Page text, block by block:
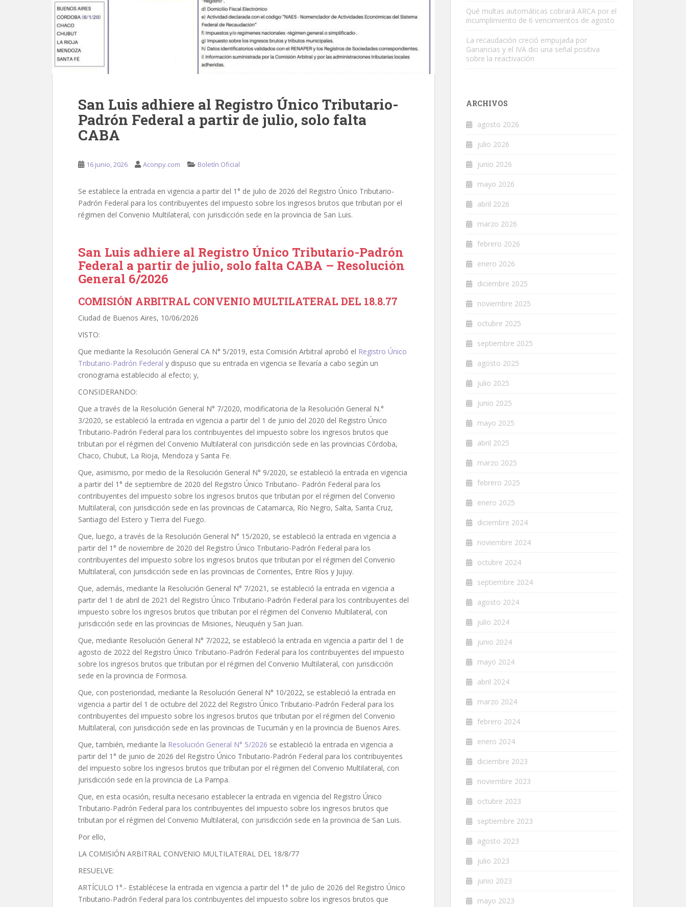
San Luis adhiere al Registro Único Tributario-
Padrón Federal a partir de julio, solo falta
CABA
16 junio, 2026 Aconpy.com Boletín Oficial
Se establece la entrada en vigencia a partir del 1° de julio de 2026 del Registro Único Tributario-
Padrón Federal para los contribuyentes del impuesto sobre los ingresos brutos que tributan por el
régimen del Convenio Multilateral, con jurisdicción sede en la provincia de San Luis.
San Luis adhiere al Registro Único Tributario-Padrón
Federal a partir de julio, solo falta CABA – Resolución
General 6/2026
COMISIÓN ARBITRAL CONVENIO MULTILATERAL DEL 18.8.77
Ciudad de Buenos Aires, 10/06/2026
VISTO:
Que mediante la Resolución General CA N° 5/2019, esta Comisión Arbitral aprobó el Registro Único
Tributario-Padrón Federal y dispuso que su entrada en vigencia se llevaría a cabo según un
cronograma establecido al efecto; y,
CONSIDERANDO:
Que a través de la Resolución General N° 7/2020, modificatoria de la Resolución General N.°
3/2020, se estableció la entrada en vigencia a partir del 1 de junio del 2020 del Registro Único
Tributario-Padrón Federal para los contribuyentes del impuesto sobre los ingresos brutos que
tributan por el régimen del Convenio Multilateral con jurisdicción sede en las provincias Córdoba,
Chaco, Chubut, La Rioja, Mendoza y Santa Fe.
Que, asimismo, por medio de la Resolución General N° 9/2020, se estableció la entrada en vigencia
a partir del 1° de septiembre de 2020 del Registro Único Tributario- Padrón Federal para los
contribuyentes del impuesto sobre los ingresos brutos que tributan por el régimen del Convenio
Multilateral, con jurisdicción sede en las provincias de Catamarca, Río Negro, Salta, Santa Cruz,
Santiago del Estero y Tierra del Fuego.
Que, luego, a través de la Resolución General N° 15/2020, se estableció la entrada en vigencia a
partir del 1° de noviembre de 2020 del Registro Único Tributario-Padrón Federal para los
contribuyentes del impuesto sobre los ingresos brutos que tributan por el régimen del Convenio
Multilateral, con jurisdicción sede en las provincias de Corrientes, Entre Ríos y Jujuy.
Que, además, mediante la Resolución General N° 7/2021, se estableció la entrada en vigencia a
partir del 1 de abril de 2021 del Registro Único Tributario-Padrón Federal para los contribuyentes del
impuesto sobre los ingresos brutos que tributan por el régimen del Convenio Multilateral, con
jurisdicción sede en las provincias de Misiones, Neuquén y San Juan.
Que, mediante Resolución General N° 7/2022, se estableció la entrada en vigencia a partir del 1 de
agosto de 2022 del Registro Único Tributario-Padrón Federal para los contribuyentes del impuesto
sobre los ingresos brutos que tributan por el régimen del Convenio Multilateral, con jurisdicción
sede en la provincia de Formosa.
Que, con posterioridad, mediante la Resolución General N° 10/2022, se estableció la entrada en
vigencia a partir del 1 de octubre del 2022 del Registro Único Tributario-Padrón Federal para los
contribuyentes del impuesto sobre los ingresos brutos que tributan por el régimen del Convenio
Multilateral, con jurisdicción sede en las provincias de Tucumán y en la provincia de Buenos Aires.
Que, también, mediante la Resolución General N° 5/2026 se estableció la entrada en vigencia a
partir del 1° de junio de 2026 del Registro Único Tributario-Padrón Federal para los contribuyentes
del impuesto sobre los ingresos brutos que tributan por el régimen del Convenio Multilateral, con
jurisdicción sede en la provincia de La Pampa.
Que, en esta ocasión, resulta necesario establecer la entrada en vigencia del Registro Único
Tributario-Padrón Federal para los contribuyentes del impuesto sobre los ingresos brutos que
tributan por el régimen del Convenio Multilateral, con jurisdicción sede en la provincia de San Luis.
Por ello,
LA COMISIÓN ARBITRAL CONVENIO MULTILATERAL DEL 18/8/77
RESUELVE:
ARTÍCULO 1°.- Establécese la entrada en vigencia a partir del 1° de julio de 2026 del Registro Único
Tributario-Padrón Federal para los contribuyentes del impuesto sobre los ingresos brutos que
Qué multas automáticas cobrará ARCA por el
incumplimiento de 6 vencimientos de agosto
La recaudación creció empujada por
Ganancias y el IVA dio una señal positiva
sobre la reactivación
ARCHIVOS
agosto 2026
julio 2026
junio 2026
mayo 2026
abril 2026
marzo 2026
febrero 2026
enero 2026
diciembre 2025
noviembre 2025
octubre 2025
septiembre 2025
agosto 2025
julio 2025
junio 2025
mayo 2025
abril 2025
marzo 2025
febrero 2025
enero 2025
diciembre 2024
noviembre 2024
octubre 2024
septiembre 2024
agosto 2024
julio 2024
junio 2024
mayo 2024
abril 2024
marzo 2024
febrero 2024
enero 2024
diciembre 2023
noviembre 2023
octubre 2023
septiembre 2023
agosto 2023
julio 2023
junio 2023
mayo 2023